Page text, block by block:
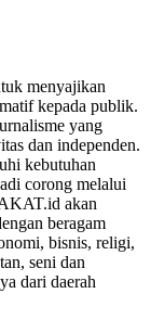
menyajikan
kepada publik.
yang
dan independen.
kebutuhan
corong melalui
akan
beragam
bisnis, religi,
seni dan
dari daerah